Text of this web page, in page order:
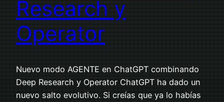
Research y
Operator
Nuevo modo AGENTE en ChatGPT combinando
Deep Research y Operator ChatGPT ha dado un
nuevo salto evolutivo. Si creías que ya lo habías